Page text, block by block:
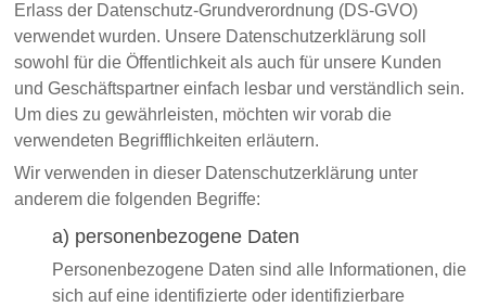
Erlass der Datenschutz-Grundverordnung (DS-GVO)
verwendet wurden. Unsere Datenschutzerklärung soll
sowohl für die Öffentlichkeit als auch für unsere Kunden
und Geschäftspartner einfach lesbar und verständlich sein.
Um dies zu gewährleisten, möchten wir vorab die
verwendeten Begrifflichkeiten erläutern.
Wir verwenden in dieser Datenschutzerklärung unter
anderem die folgenden Begriffe:
a) personenbezogene Daten
Personenbezogene Daten sind alle Informationen, die
sich auf eine identifizierte oder identifizierbare